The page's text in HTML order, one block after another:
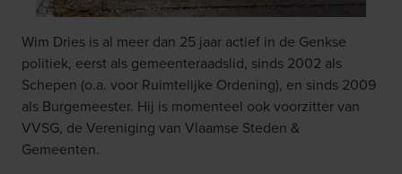
Wim Dries is al meer dan 25 jaar actief in de Genkse
politiek, eerst als gemeenteraadslid, sinds 2002 als
Schepen (o.a. voor Ruimtelijke Ordening), en sinds 2009
als Burgemeester. Hij is momenteel ook voorzitter van
VVSG, de Vereniging van Vlaamse Steden &
Gemeenten.